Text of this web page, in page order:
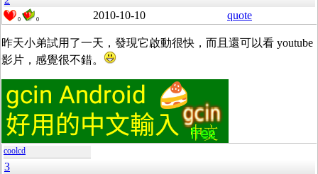
0 0 2010-10-10 quote
昨天小弟試用了一天，發現它啟動很快，而且還可以看 youtube
影片，感覺很不錯。
coolcd
3